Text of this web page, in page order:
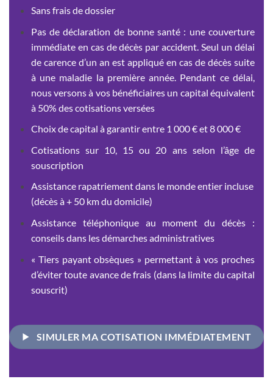
Sans frais de dossier
Pas de déclaration de bonne santé : une couverture
immédiate en cas de décès par accident. Seul un délai
de carence d’un an est appliqué en cas de décès suite
à une maladie la première année. Pendant ce délai,
nous versons à vos bénéficiaires un capital équivalent
à 50% des cotisations versées
Choix de capital à garantir entre 1 000 € et 8 000 €
Cotisations sur 10, 15 ou 20 ans selon l’âge de
souscription
Assistance rapatriement dans le monde entier incluse
(décès à + 50 km du domicile)
Assistance téléphonique au moment du décès :
conseils dans les démarches administratives
« Tiers payant obsèques » permettant à vos proches
d’éviter toute avance de frais (dans la limite du capital
souscrit)
SIMULER MA COTISATION IMMÉDIATEMENT